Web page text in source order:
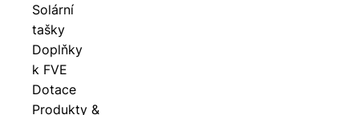
Solární
tašky
Doplňky
k FVE
Dotace
Produkty &